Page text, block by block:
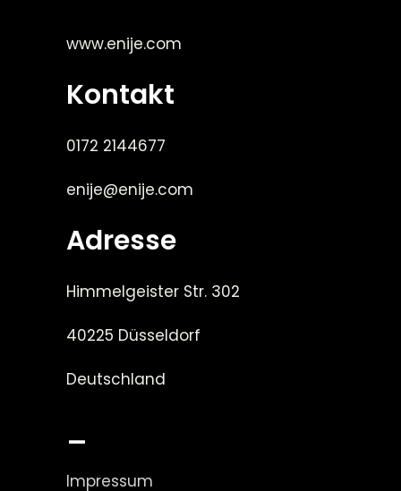
www.enije.com
Kontakt
0172 2144677
enije@enije.com
Adresse
Himmelgeister Str. 302
40225 Düsseldorf
Deutschland
_
Impressum